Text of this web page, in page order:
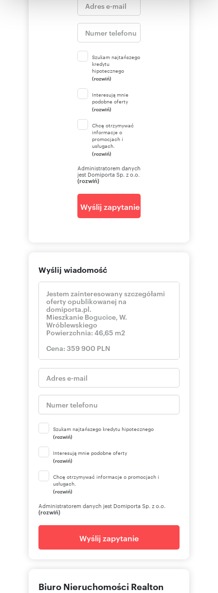
korzystania z ich usług.
Szukam najtańszego
kredytu
hipotecznego
(rozwiń)
Interesują mnie
podobne oferty
(rozwiń)
Chcę otrzymywać
informacje o
promocjach i
usługach.
(rozwiń)
Administratorem danych
jest Domiporta Sp. z o.o.
(rozwiń)
Wyślij zapytanie
Wyślij wiadomość
Szukam najtańszego kredytu hipotecznego
(rozwiń)
Interesują mnie podobne oferty
(rozwiń)
Chcę otrzymywać informacje o promocjach i
usługach.
(rozwiń)
Administratorem danych jest Domiporta Sp. z o.o.
(rozwiń)
Wyślij zapytanie
Biuro Nieruchomości Realton